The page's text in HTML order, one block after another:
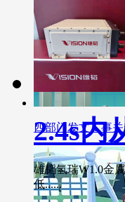
四部门发文！事
2.4s内
雄韬氢瑞W1.0金
低......